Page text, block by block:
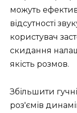
можуть
відсутності
користувач
скидання
якість розмов.
Збільшити
роз'ємів